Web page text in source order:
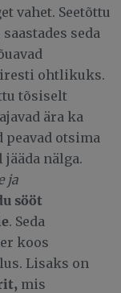
vahet. Seetõttu
seda
ohtlikuks.
tõsiselt
ära ka
peavad otsima
nälga.
ja
sööt
. Seda
koos
Lisaks on
mis